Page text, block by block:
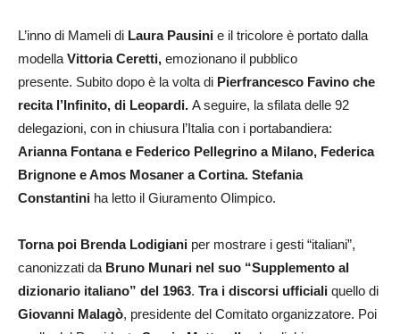
L’inno di Mameli di Laura Pausini e il tricolore è portato dalla
modella Vittoria Ceretti, emozionano il pubblico
presente. Subito dopo è la volta di Pierfrancesco Favino che
recita l’Infinito, di Leopardi. A seguire, la sfilata delle 92
delegazioni, con in chiusura l’Italia con i portabandiera:
Arianna Fontana e Federico Pellegrino a Milano, Federica
Brignone e Amos Mosaner a Cortina. Stefania
Constantini ha letto il Giuramento Olimpico.
Torna poi Brenda Lodigiani per mostrare i gesti “italiani”,
canonizzati da Bruno Munari nel suo “Supplemento al
dizionario italiano” del 1963. Tra i discorsi ufficiali quello di
Giovanni Malagò, presidente del Comitato organizzatore. Poi